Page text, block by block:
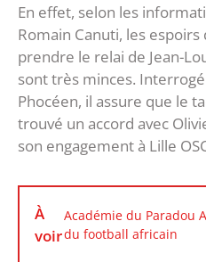
En effet, selon les
Romain Canuti, les espoirs
prendre le relai de Jean-
sont très minces.
Phocéen, il assure que le
trouvé un accord avec
son engagement à Lille
À
voir
Académie du Paradou
du football africain